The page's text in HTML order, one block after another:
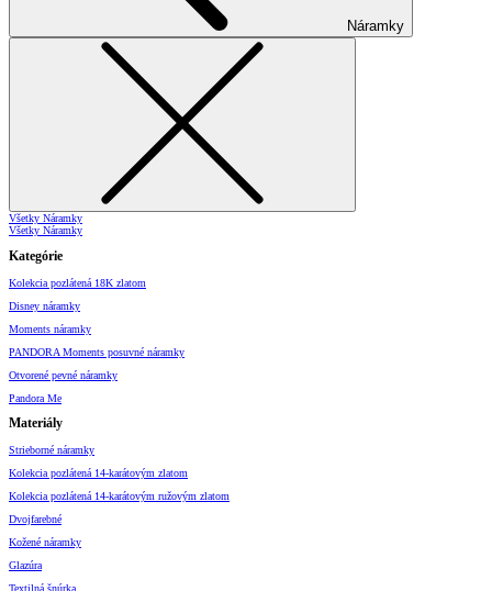
Náramky
Všetky Náramky
Všetky Náramky
Kategórie
Kolekcia pozlátená 18K zlatom
Disney náramky
Moments náramky
PANDORA Moments posuvné náramky
Otvorené pevné náramky
Pandora Me
Materiály
Strieborné náramky
Kolekcia pozlátená 14-karátovým zlatom
Kolekcia pozlátená 14-karátovým ružovým zlatom
Dvojfarebné
Kožené náramky
Glazúra
Textilná šnúrka